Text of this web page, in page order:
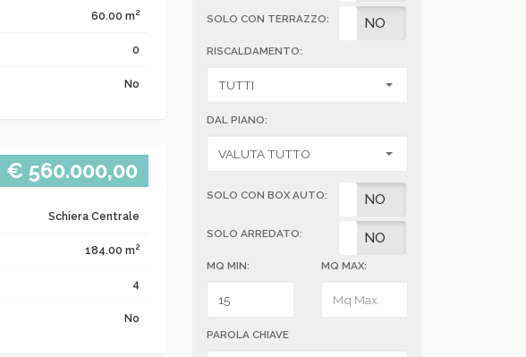
60.00 m2
0
No
€ 560.000,00
Schiera Centrale
184.00 m2
4
No
SOLO CON TERRAZZO:
SI NO
RISCALDAMENTO:
DAL PIANO:
SOLO CON BOX AUTO:
SI NO
SOLO ARREDATO:SI NO
MQ MIN: MQ MAX:
PAROLA CHIAVE